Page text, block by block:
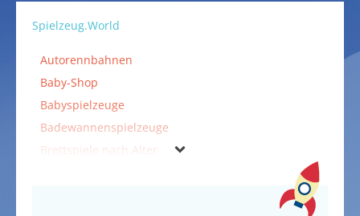
Spielzeug.World
Autorennbahnen
Baby-Shop
Babyspielzeuge
Badewannenspielzeuge
Brettspiele nach Alter